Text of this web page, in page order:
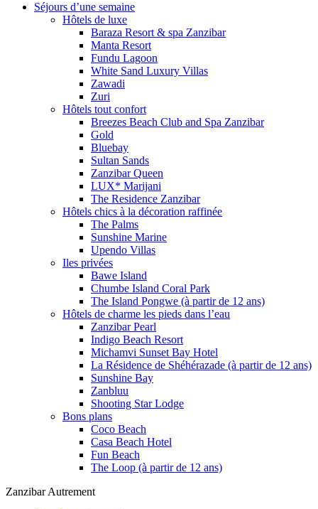
Séjours d’une semaine
Hôtels de luxe
Baraza Resort & spa Zanzibar
Manta Resort
Fundu Lagoon
White Sand Luxury Villas
Zawadi
Zuri
Hôtels tout confort
Breezes Beach Club and Spa Zanzibar
Gold
Bluebay
Sultan Sands
Zanzibar Queen
LUX* Marijani
The Residence Zanzibar
Hôtels chics à la décoration raffinée
The Palms
Sunshine Marine
Upendo Villas
Iles privées
Bawe Island
Chumbe Island Coral Park
The Island Pongwe (à partir de 12 ans)
Hôtels de charme les pieds dans l’eau
Zanzibar Pearl
Indigo Beach Resort
Michamvi Sunset Bay Hotel
La Résidence de Shéhérazade (à partir de 12 ans)
Sunshine Bay
Zanbluu
Shooting Star Lodge
Bons plans
Coco Beach
Casa Beach Hotel
Fun Beach
The Loop (à partir de 12 ans)
Zanzibar Autrement